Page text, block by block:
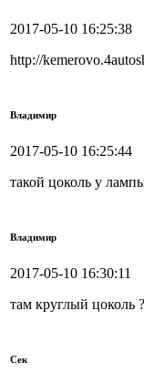
2017-05-10 16:25:38
http://
Владимир
2017-05-10 16:25:44
такой цоколь у
Владимир
2017-05-10 16:30:11
там круглый цоколь ?
Сек